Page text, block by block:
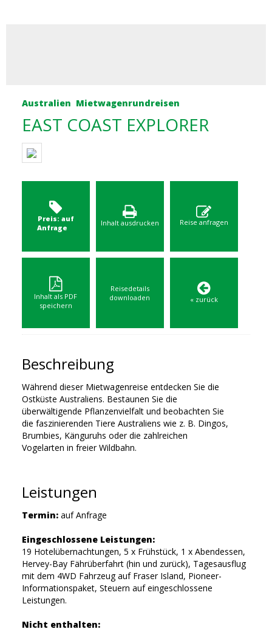
Australien Mietwagenrundreisen
EAST COAST EXPLORER
Preis: auf
Anfrage
Inhalt ausdrucken Reise anfragen
Inhalt als PDF
speichern
Reisedetails
downloaden
« zurück
Beschreibung
Während dieser Mietwagenreise entdecken Sie die
Ostküste Australiens. Bestaunen Sie die
überwältigende Pflanzenvielfalt und beobachten Sie
die faszinierenden Tiere Australiens wie z. B. Dingos,
Brumbies, Känguruhs oder die zahlreichen
Vogelarten in freier Wildbahn.
Leistungen
Termin: auf Anfrage
Eingeschlossene Leistungen:
19 Hotelübernachtungen, 5 x Frühstück, 1 x Abendessen,
Hervey-Bay Fährüberfahrt (hin und zurück), Tagesausflug
mit dem 4WD Fahrzeug auf Fraser Island, Pioneer-
Informationspaket, Steuern auf eingeschlossene
Leistungen.
Nicht enthalten: